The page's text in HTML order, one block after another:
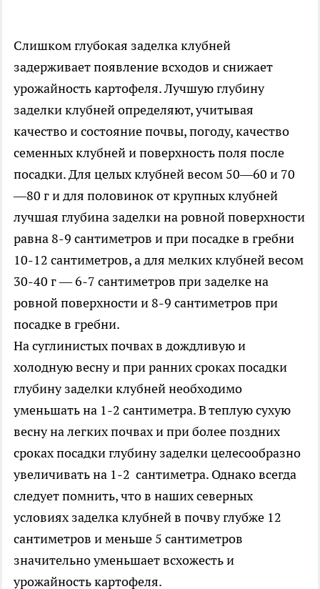
Слишком глубокая заделка клубней
задерживает появление всходов и снижает
урожайность картофеля. Лучшую глубину
заделки клубней определяют, учитывая
качество и состояние почвы, погоду, качество
семенных клубней и поверхность поля после
посадки. Для целых клубней весом 50—60 и 70
—80 г и для половинок от крупных клубней
лучшая глубина заделки на ровной поверхности
равна 8-9 сантиметров и при посадке в гребни
10-12 сантиметров, а для мелких клубней весом
30-40 г — 6-7 сантиметров при заделке на
ровной поверхности и 8-9 сантиметров при
посадке в гребни.
На суглинистых почвах в дождливую и
холодную весну и при ранних сроках посадки
глубину заделки клубней необходимо
уменьшать на 1-2 сантиметра. В теплую сухую
весну на легких почвах и при более поздних
сроках посадки глубину заделки целесообразно
увеличивать на 1-2 сантиметра. Однако всегда
следует помнить, что в наших северных
условиях заделка клубней в почву глубже 12
сантиметров и меньше 5 сантиметров
значительно уменьшает всхожесть и
урожайность картофеля.